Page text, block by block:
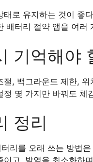
태로 유지하는 것이 좋
배터리 절약 앱을 여러
기억해야
절, 백그라운드 제한,
정 몇 가지만 바꿔도 체
정리
리를 오래 쓰는 방법